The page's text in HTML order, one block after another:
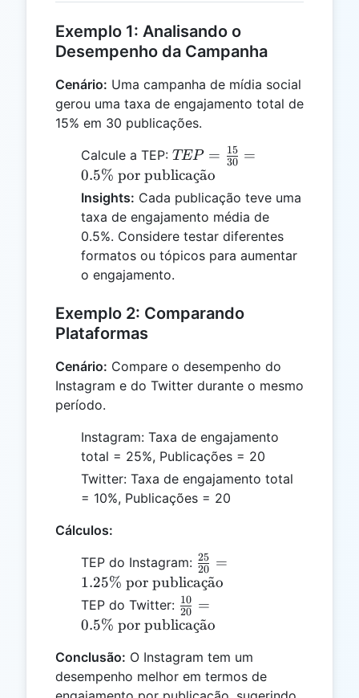
Exemplo 1: Analisando o
Desempenho da Campanha
Cenário: Uma campanha de mídia social
gerou uma taxa de engajamento total de
15% em 30 publicações.
Calcule a TEP: TEP =
\frac{15}
{30} = 0.5
\% \text{
por
publicação}
TEP = 30
15 =
0.5% por publicac
¸a
˜o
Insights: Cada publicação teve uma
taxa de engajamento média de
0.5%. Considere testar diferentes
formatos ou tópicos para aumentar
o engajamento.
Exemplo 2: Comparando
Plataformas
Cenário: Compare o desempenho do
Instagram e do Twitter durante o mesmo
período.
Instagram: Taxa de engajamento
total = 25%, Publicações = 20
Twitter: Taxa de engajamento total
= 10%, Publicações = 20
Cálculos:
TEP do Instagram: \frac{25}
{20} =
\text{ por
publicação}
20
25 =
1.25% por publicac
¸a
˜o
TEP do Twitter: \frac{10}
{20} = 0.5
por
publicação}
20
10 =
0.5% por publicac
¸a
˜o
Conclusão: O Instagram tem um
desempenho melhor em termos de